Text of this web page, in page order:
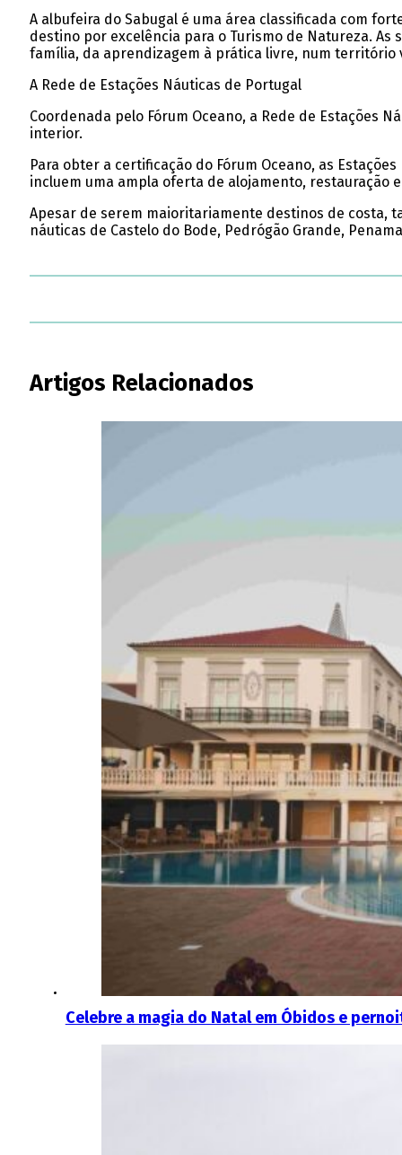
A albufeira do Sabugal é uma área classificada com
destino por excelência para o Turismo de Natureza.
família, da aprendizagem à prática livre, num território
A Rede de Estações Náuticas de Portugal
Coordenada pelo Fórum Oceano, a Rede de Estações
interior.
Para obter a certificação do Fórum Oceano, as
incluem uma ampla oferta de alojamento,
Apesar de serem maioritariamente destinos de costa,
náuticas de Castelo do Bode, Pedrógão Grande,
Artigos Relacionados
Celebre a magia do Natal em Óbidos e